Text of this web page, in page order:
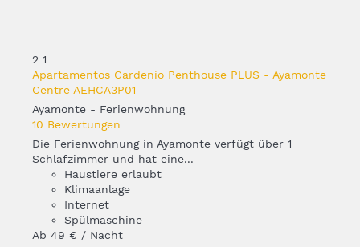
2 1
Apartamentos Cardenio Penthouse PLUS - Ayamonte
Centre AEHCA3P01
Ayamonte - Ferienwohnung
10 Bewertungen
Die Ferienwohnung in Ayamonte verfügt über 1
Schlafzimmer und hat eine...
Haustiere erlaubt
Klimaanlage
Internet
Spülmaschine
Ab 49 € / Nacht